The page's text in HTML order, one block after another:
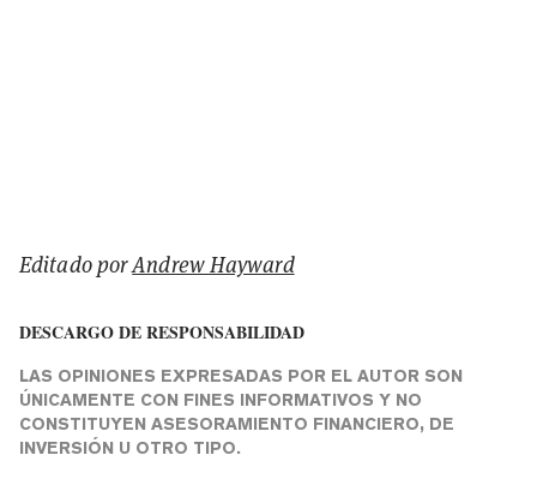
Editado porAndrew Hayward
DESCARGO DE RESPONSABILIDAD
LAS OPINIONES EXPRESADAS POR EL AUTOR SON
ÚNICAMENTE CON FINES INFORMATIVOS Y NO
CONSTITUYEN ASESORAMIENTO FINANCIERO, DE
INVERSIÓN U OTRO TIPO.